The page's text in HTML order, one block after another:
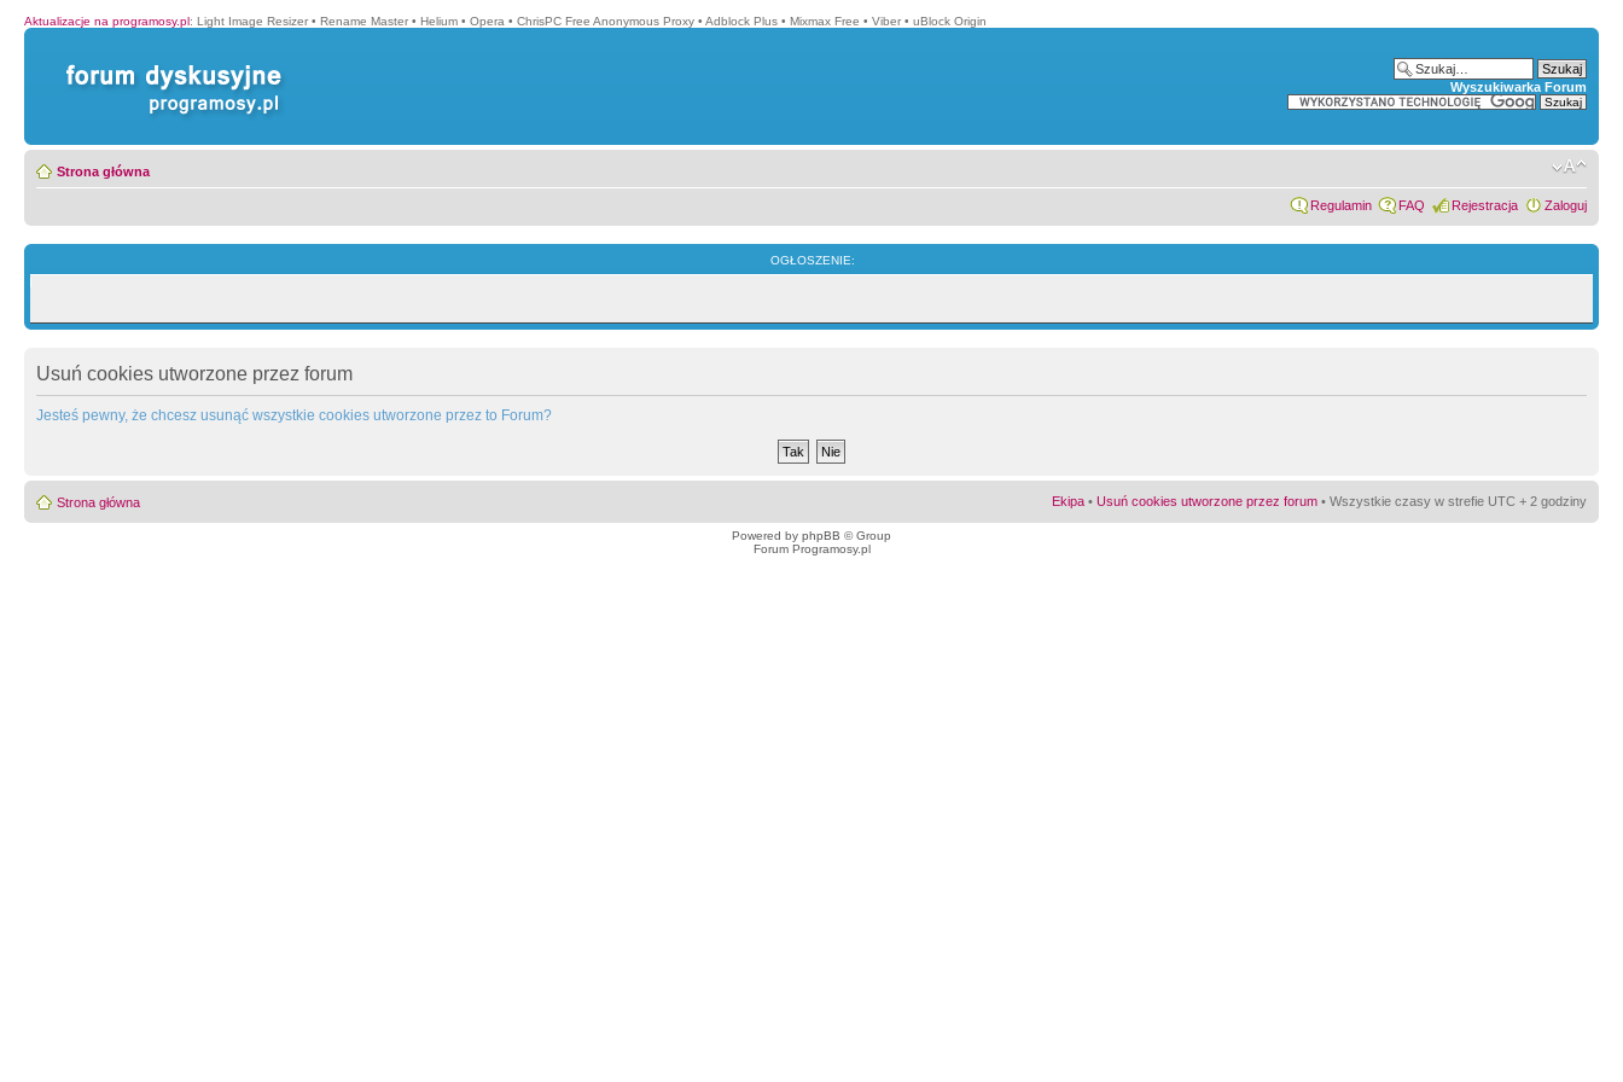
Aktualizacje na programosy.pl: Light Image Resizer • Rename Master • Helium • Opera • ChrisPC Free Anonymous Proxy • Adblock Plus • Mixmax Free • Viber • uBlock Origin
Wyszukiwarka Forum
Strona główna
Regulamin FAQ Rejestracja Zaloguj
OGŁOSZENIE:
Usuń cookies utworzone przez forum
Jesteś pewny, że chcesz usunąć wszystkie cookies utworzone przez to Forum?
Strona główna Ekipa • Usuń cookies utworzone przez forum • Wszystkie czasy w strefie UTC + 2 godziny
Powered by phpBB © Group
Forum Programosy.pl